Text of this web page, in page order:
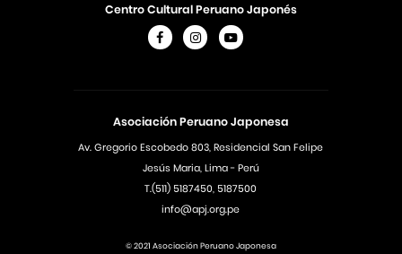
Asociación Peruano Japonesa
Av. Gregorio Escobedo 803, Residencial San Felipe
Jesús Maria, Lima - Perú
T.(511) 5187450, 5187500
info@apj.org.pe
Centro Cultural Peruano Japonés
© 2021 Asociación Peruano Japonesa